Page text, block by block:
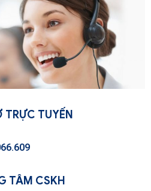
TRỰC TUYẾN
TÂM CSKH